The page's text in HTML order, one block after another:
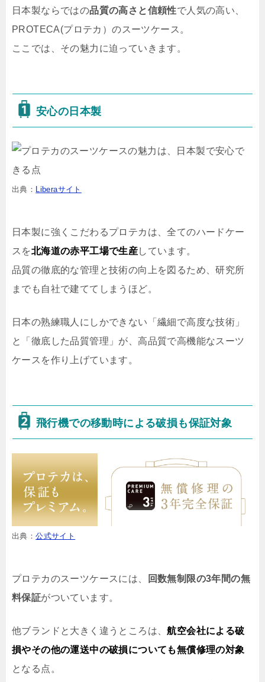
日本製ならではの品質の高さと信頼性で人気の高い、
PROTECA(プロテカ）のスーツケース。
ここでは、その魅力に迫っていきます。
安心の日本製
出典： Liberaサイト
日本製に強くこだわるプロテカは、全てのハードケー
スを北海道の赤平工場で生産しています。
品質の徹底的な管理と技術の向上を図るため、研究所
までも自社で建ててしまうほど。
日本の熟練職人にしかできない「繊細で高度な技術」
と「徹底した品質管理」が、高品質で高機能なスーツ
ケースを作り上げています。
飛行機での移動時による破損も保証対象
出典：公式サイト
プロテカのスーツケースには、
回数無制限の3年間の無
料保証がついています。
他ブランドと大きく違うところは、航空会社による破
損やその他の運送中の破損についても無償修理の対象
となる点。